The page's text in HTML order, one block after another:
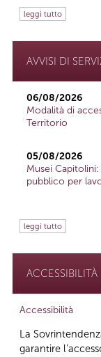
leggi tutto
AVVISI DI
06/08/2026
Modalità di
Territorio
05/08/2026
Musei
pubblico per
leggi tutto
ACCESSIBILITÀ
Accessibilità
La
garantire